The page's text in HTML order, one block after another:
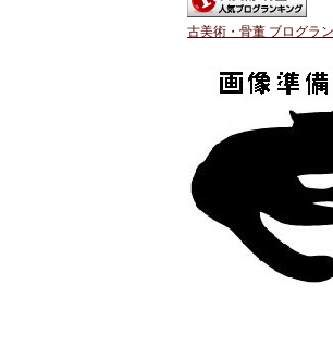
古美術・骨董 ブログラ